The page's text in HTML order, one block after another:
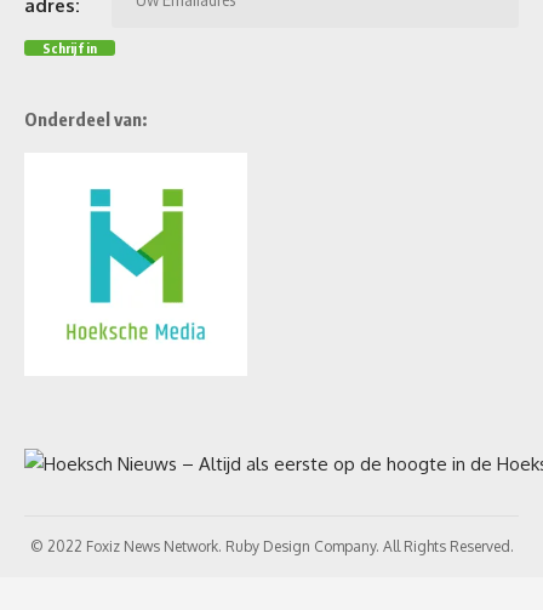
adres:
Onderdeel van:
© 2022 Foxiz News Network. Ruby Design Company. All Rights Reserved.